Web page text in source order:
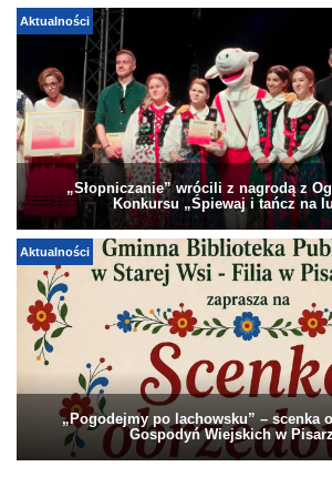
Aktualności
„Słopniczanie” wrócili z nagrodą z
Konkursu „Śpiewaj i tańcz na
Aktualności
„Pogodejmy po lachowsku” – scenka
Gospodyń Wiejskich w